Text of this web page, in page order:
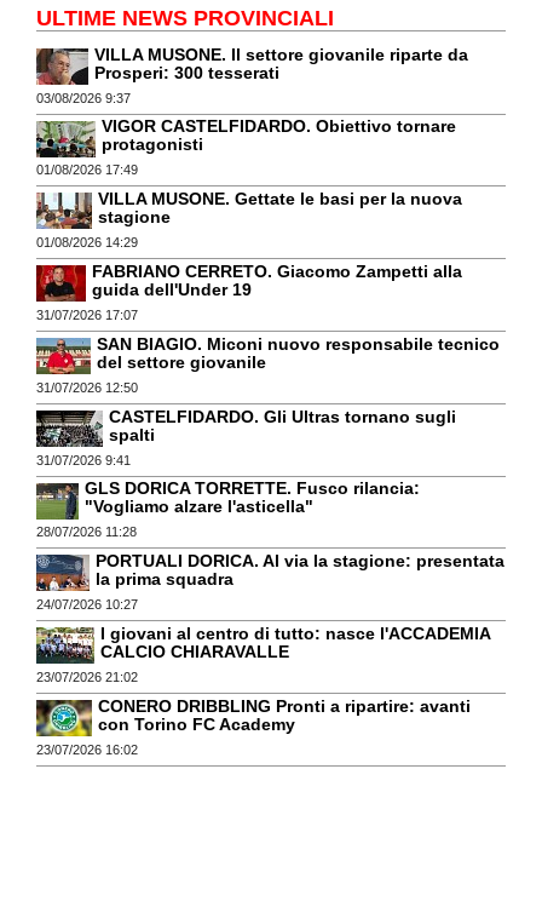
ULTIME NEWS PROVINCIALI
VILLA MUSONE. Il settore giovanile riparte da
Prosperi: 300 tesserati
03/08/2026 9:37
VIGOR CASTELFIDARDO. Obiettivo tornare
protagonisti
01/08/2026 17:49
VILLA MUSONE. Gettate le basi per la nuova
stagione
01/08/2026 14:29
FABRIANO CERRETO. Giacomo Zampetti alla
guida dell'Under 19
31/07/2026 17:07
SAN BIAGIO. Miconi nuovo responsabile tecnico
del settore giovanile
31/07/2026 12:50
CASTELFIDARDO. Gli Ultras tornano sugli
spalti
31/07/2026 9:41
GLS DORICA TORRETTE. Fusco rilancia:
"Vogliamo alzare l'asticella"
28/07/2026 11:28
PORTUALI DORICA. Al via la stagione: presentata
la prima squadra
24/07/2026 10:27
I giovani al centro di tutto: nasce l'ACCADEMIA
CALCIO CHIARAVALLE
23/07/2026 21:02
CONERO DRIBBLING Pronti a ripartire: avanti
con Torino FC Academy
23/07/2026 16:02